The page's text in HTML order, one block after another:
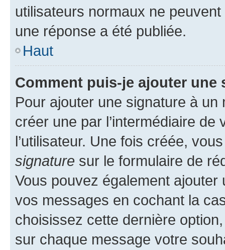
utilisateurs normaux ne
une réponse a été publiée.
Haut
Comment puis-je ajouter une
Pour ajouter une signature à un
créer une par l’intermédiaire
l’utilisateur. Une fois créée,
signature sur le formulaire de
Vous pouvez également
vos messages en cochant la
choisissez cette dernière
sur chaque message votre